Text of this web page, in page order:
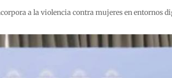
a la violencia contra mujeres en entornos